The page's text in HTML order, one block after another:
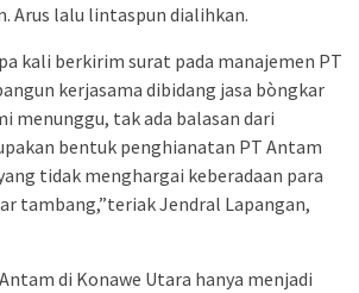
Arus lalu lintaspun dialihkan.
kali berkirim surat pada manajemen PT
kerjasama dibidang jasa bòngkar
menunggu, tak ada balasan dari
bentuk penghianatan PT Antam
tidak menghargai keberadaan para
tambang,”teriak Jendral Lapangan,
di Konawe Utara hanya menjadi